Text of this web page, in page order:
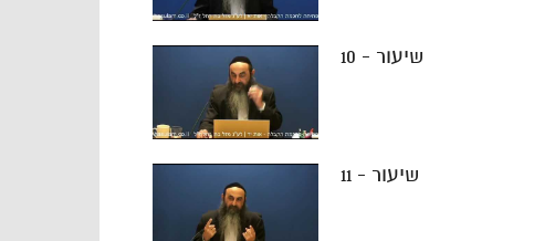
שיעור - 10
שיעור - 11